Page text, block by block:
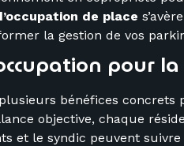
de place
la gestion de vos
pour
bénéfices concrets
objective, chaque
et le syndic peuvent